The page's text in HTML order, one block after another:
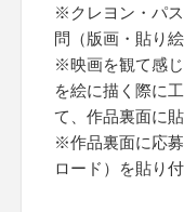
※クレヨン・パ
問（版画・貼り絵
※映画を観て感
を絵に描く際に
て、作品裏面に
※作品裏面に応
ロード）を貼り